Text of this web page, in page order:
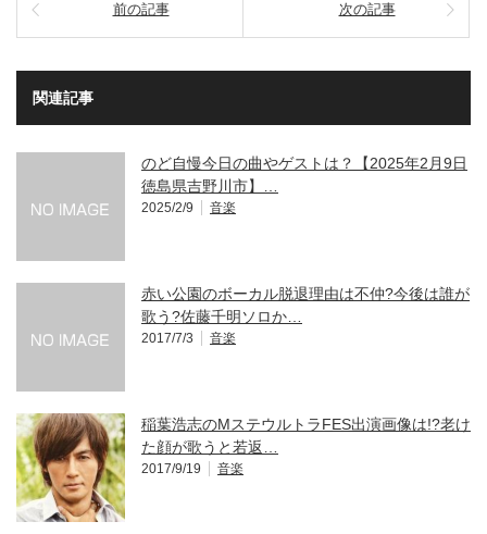
前の記事 次の記事
関連記事
のど自慢今日の曲やゲストは？【2025年2月9日
徳島県吉野川市】…
2025/2/9 音楽
赤い公園のボーカル脱退理由は不仲?今後は誰が
歌う?佐藤千明ソロか…
2017/7/3 音楽
稲葉浩志のMステウルトラFES出演画像は!?老け
た顔が歌うと若返…
2017/9/19 音楽